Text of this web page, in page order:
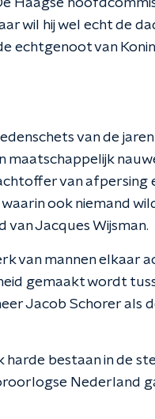
Haagse
wil hij wel echt de
echtgenoot van
van de jaren
maatschappelijk
van afpersing
ook niemand
Jacques Wijsman.
van mannen elkaar
gemaakt wordt
Jacob Schorer als
harde bestaan in de
Nederland